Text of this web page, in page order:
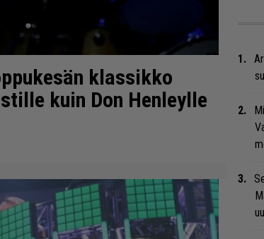
klassikko
kuin Don Henleylle